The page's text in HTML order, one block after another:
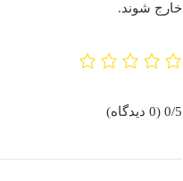
خارج شوند.
0/5 (0 دیدگاه)